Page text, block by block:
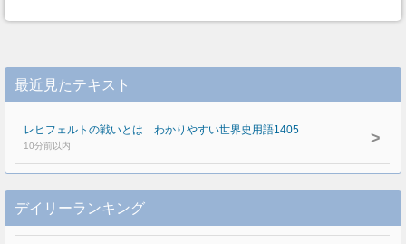
最近見たテキスト
レヒフェルトの戦いとは わかりやすい世界史用語1405
10分前以内 >
デイリーランキング